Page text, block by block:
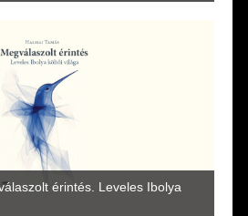
érintés. Leveles Ibolya